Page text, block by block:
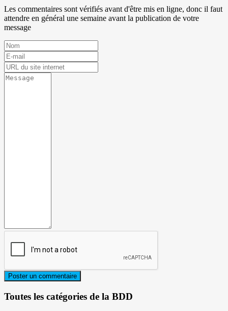
Les commentaires sont vérifiés avant d'être mis en ligne, donc il faut
attendre en général une semaine avant la publication de votre
message
Toutes les catégories de la BDD